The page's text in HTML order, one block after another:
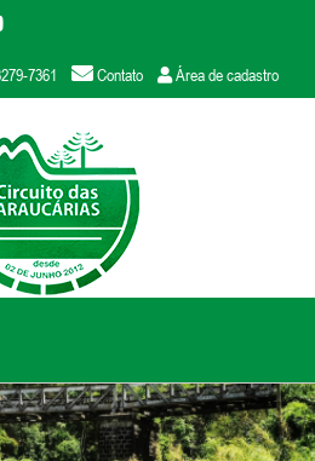
7361 Contato Área de cadastro